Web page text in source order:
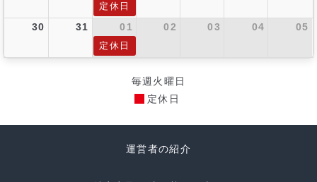
定休日
30 31 01 02 03 04 05
定休日
毎週火曜日
定休日
運営者の紹介